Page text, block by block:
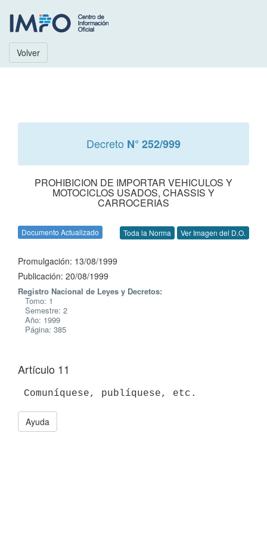
Volver
Decreto N° 252/999
PROHIBICION DE IMPORTAR VEHICULOS Y
MOTOCICLOS USADOS, CHASSIS Y
CARROCERIAS
Documento Actualizado Toda la Norma Ver Imagen del D.O.
Promulgación: 13/08/1999
Publicación: 20/08/1999
Registro Nacional de Leyes y Decretos:
Tomo: 1
Semestre: 2
Año: 1999
Página: 385
Artículo 11
Ayuda